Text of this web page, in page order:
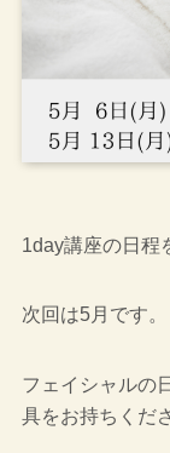
1day講座の日程
次回は5月です。
フェイシャルの
具をお持ちくだ